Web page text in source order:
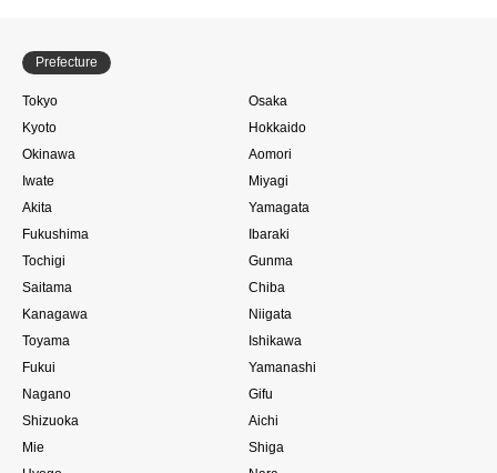
Prefecture
Tokyo
Osaka
Kyoto
Hokkaido
Okinawa
Aomori
Iwate
Miyagi
Akita
Yamagata
Fukushima
Ibaraki
Tochigi
Gunma
Saitama
Chiba
Kanagawa
Niigata
Toyama
Ishikawa
Fukui
Yamanashi
Nagano
Gifu
Shizuoka
Aichi
Mie
Shiga